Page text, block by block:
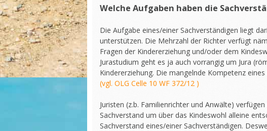
Welche Aufgaben haben die
Die Aufgabe eines/einer Sachverständigen liegt
unterstützen. Die Mehrzahl der Richter verfügt
Fragen der Kindererziehung und/oder dem
Jurastudium geht es ja auch vorrangig um Jura
Kindererziehung. Die mangelnde Kompetenz
(vgl. OLG Celle 10 WF 372/12 )
Juristen (z.b. Familienrichter und Anwälte)
Sachverstand um über das Kindeswohl alleine
Sachverstand eines/einer Sachverständigen.